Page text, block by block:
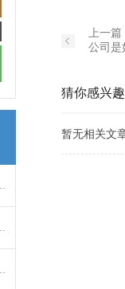
上一篇
公司是
猜你感兴
暂无相关文